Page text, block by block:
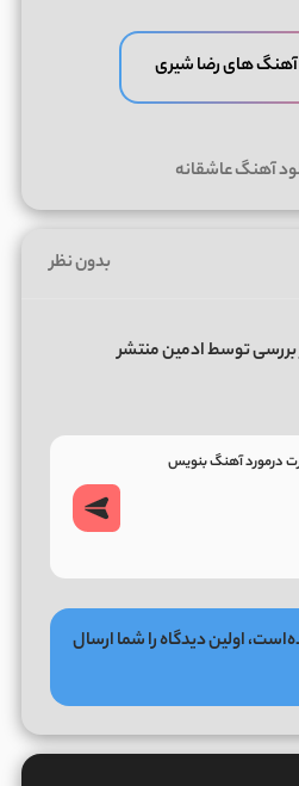
آهنگ های رضا شیری
آهنگ عاشقانه
بدون نظر
توسط ادمین منتشر
اولین دیدگاه را شما ارسال